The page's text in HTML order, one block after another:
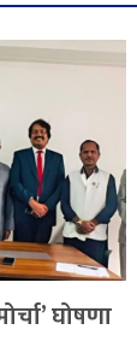
घोषणा